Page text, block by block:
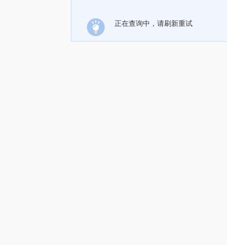
正在查询中，请刷新重试